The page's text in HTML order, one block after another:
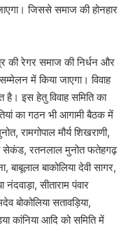
जिससे समाज की होनहार
की रेगर समाज की निर्धन और
में किया जाएगा। विवाह
इस हेतु विवाह समिति का
का गठन भी आगामी बैठक में
रामगोपाल मौर्य शिखराणी,
सेकंड, रतनलाल मुनोत फतेहगढ़
बाकोलिया देवी सागर,
सीताराम पंवार
बोकोलिया सतावड़िया,
कांनिया आदि को समिति में